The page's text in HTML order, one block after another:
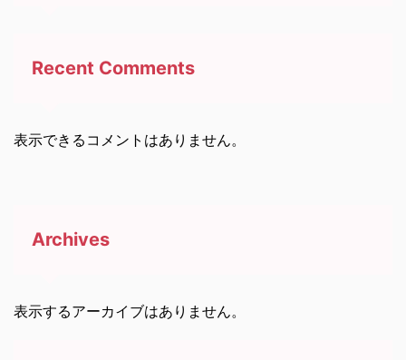
Recent Comments
表示できるコメントはありません。
Archives
表示するアーカイブはありません。